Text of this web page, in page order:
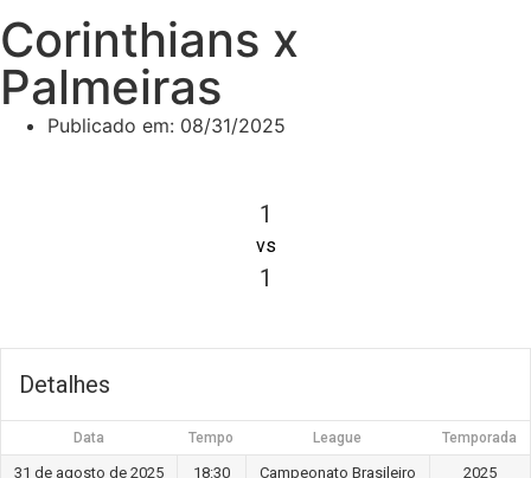
Corinthians x
Palmeiras
Publicado em: 08/31/2025
1
vs
1
Detalhes
Data Tempo League Temporada
31 de agosto de 2025 18:30 Campeonato Brasileiro 2025